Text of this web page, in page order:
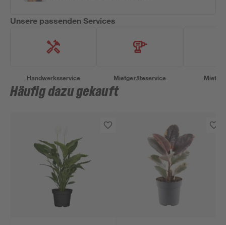
Unsere passenden Services
Handwerksservice Mietgeräteservice
Häufig dazu gekauft